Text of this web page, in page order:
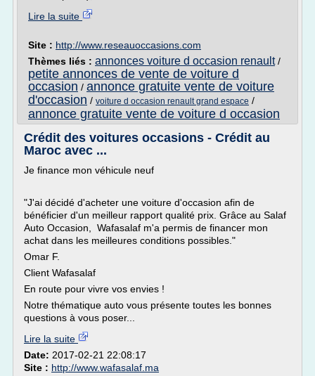
Lire la suite
Site : http://www.reseauoccasions.com
Thèmes liés : annonces voiture d occasion renault/
petite annonces de vente de voiture d
occasion / annonce gratuite vente de voiture
d'occasion / voiture d occasion renault grand espace /
annonce gratuite vente de voiture d occasion
Crédit des voitures occasions - Crédit au
Maroc avec ...
Je finance mon véhicule neuf
"J'ai décidé d'acheter une voiture d'occasion afin de
bénéficier d'un meilleur rapport qualité prix. Grâce au Salaf
Auto Occasion, Wafasalaf m'a permis de financer mon
achat dans les meilleures conditions possibles."
Omar F.
Client Wafasalaf
En route pour vivre vos envies !
Notre thématique auto vous présente toutes les bonnes
questions à vous poser...
Lire la suite
Date: 2017-02-21 22:08:17
Site : http://www.wafasalaf.ma